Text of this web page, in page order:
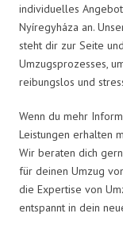
individuelles
Nyíregyháza an.
steht dir zur Seite
Umzugsprozesses,
reibungslos und
Wenn du mehr
Leistungen erhalten
Wir beraten dich
für deinen Umzug
die Expertise von
entspannt in dein